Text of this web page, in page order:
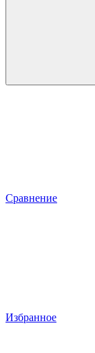
Сравнение
Избранное